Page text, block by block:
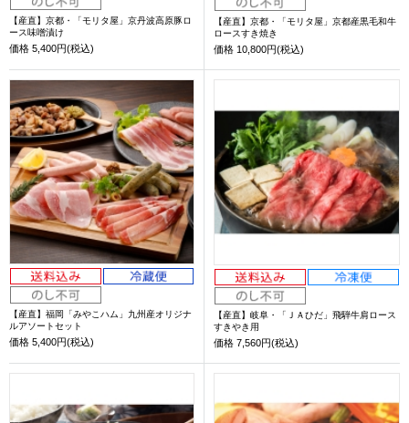
【産直】京都・「モリタ屋」京丹波高原豚ロ
ース味噌漬け
価格 5,400円(税込)
【産直】京都・「モリタ屋」京都産黒毛和牛
ロースすき焼き
価格 10,800円(税込)
【産直】福岡「みやこハム」九州産オリジナ
ルアソートセット
価格 5,400円(税込)
【産直】岐阜・「ＪＡひだ」飛騨牛肩ロース
すきやき用
価格 7,560円(税込)